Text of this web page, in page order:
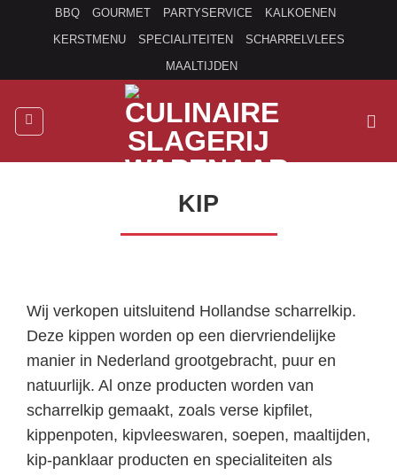
BBQ GOURMET PARTYSERVICE
KALKOENEN
KERSTMENU
SPECIALITEITEN
SCHARRELVLEES
MAALTIJDEN
KIP
Wij verkopen uitsluitend Hollandse scharrelkip.
Deze kippen worden op een diervriendelijke
manier in Nederland grootgebracht, puur en
natuurlijk. Al onze producten worden van
scharrelkip gemaakt, zoals verse kipfilet,
kippenpoten, kipvleeswaren, soepen, maaltijden,
kip-panklaar producten en specialiteiten als